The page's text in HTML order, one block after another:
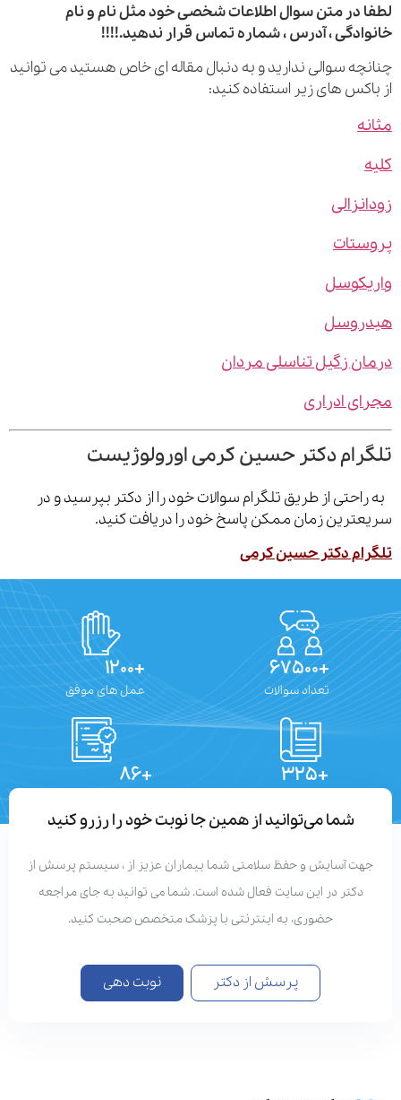
در متن سوال اطلاعات شخصی خود مثل نام و نام
، آدرس ، شماره تماس قرار ندهید.!!!!
سوالی ندارید و به دنبال مقاله ای خاص هستید می توانید
های زیر استفاده کنید:
زگیل تناسلی مردان
ادراری
دکتر حسین کرمی اورولوژیست
از طریق تلگرام سوالات خود را از دکتر بپرسید و در
زمان ممکن پاسخ خود را دریافت کنید.
دکتر حسین کرمی
تعداد سوالات عمل های موفق
شما می‌توانید از همین جا نوبت خود را رزرو کنید
آسایش و حفظ سلامتی شما بیماران عزیز از ، سیستم پرسش از
دکتر در این سایت فعال شده است. شما می توانید به جای مراجعه
حضوری، به اینترنتی با پزشک متخصص صحبت کنید.
پرسش از دکتر نوبت دهی